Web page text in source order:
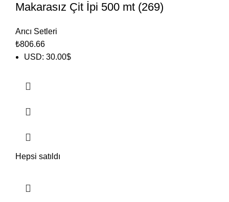
Makarasız Çit İpi 500 mt (269)
Arıcı Setleri
₺806.66
USD: 30.00$
Hepsi satıldı